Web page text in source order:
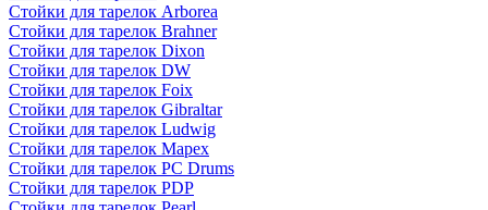
Стойки для тарелок Arborea
Стойки для тарелок Brahner
Стойки для тарелок Dixon
Стойки для тарелок DW
Стойки для тарелок Foix
Стойки для тарелок Gibraltar
Стойки для тарелок Ludwig
Стойки для тарелок Mapex
Стойки для тарелок PC Drums
Стойки для тарелок PDP